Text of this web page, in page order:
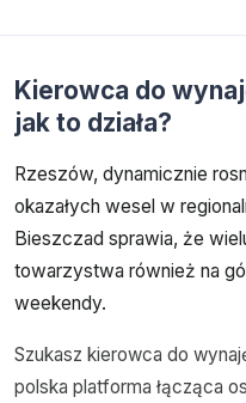
Kierowca do
jak to działa?
Rzeszów, dynamicznie
okazałych wesel w
Bieszczad sprawia, że
towarzystwa również na
weekendy.
Szukasz kierowca do
polska platforma łącząca